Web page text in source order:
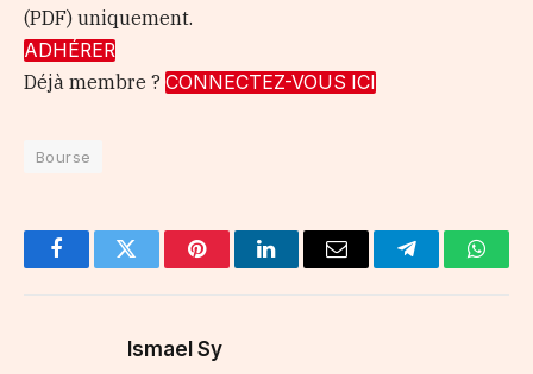
(PDF) uniquement.
ADHÉRER
Déjà membre ? CONNECTEZ-VOUS ICI
Bourse
FacebookTwitter PinterestLinkedInEmail Telegram
Ismael Sy